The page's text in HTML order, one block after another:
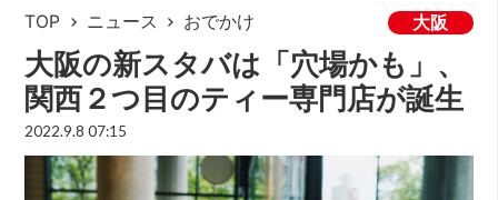
TOP ニュース おでかけ 大阪
大阪の新スタバは「穴場かも」、
関西２つ目のティー専門店が誕生
2022.9.8 07:15